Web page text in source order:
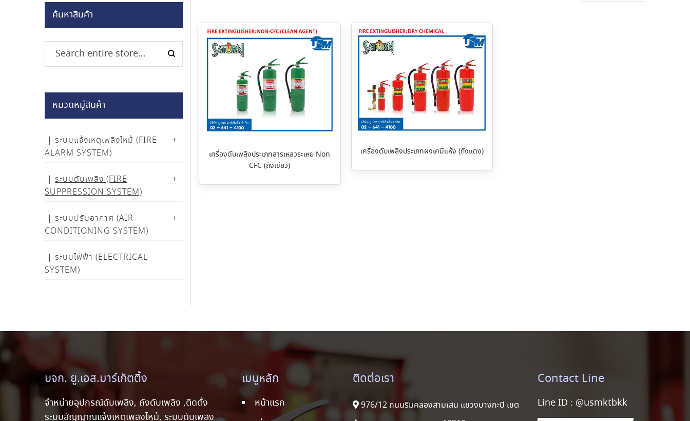
เครื่องดับเพลิงประเภทสารเหลวระเหย Non
CFC (ถังเขียว)
เครื่องดับเพลิงประเภทผงเคมีแห้ง (ถังแดง)
ค้นหาสินค้า
หมวดหมู่สินค้า
ระบบแจ้งเหตุเพลิงไหม้ (FIRE
ALARM SYSTEM)
ระบบดับเพลิง (FIRE
SUPPRESSION SYSTEM)
ระบบปรับอากาศ (AIR
CONDITIONING SYSTEM)
ระบบไฟฟ้า (ELECTRICAL
SYSTEM)
บจก. ยู.เอส.มาร์เก็ตติ้ง
จำหน่ายอุปกรณ์ดับเพลิง, ถังดับเพลิง ,ติดตั้ง
ระบบสัญญาณแจ้งเหตุเพลิงไหม้, ระบบดับเพลิง
เมนูหลัก
หน้าแรก
ติดต่อเรา
976/12 ถนนริมคลองสามเสน แขวงบางกะปิ เขต
Contact Line
Line ID : @usmktbkk